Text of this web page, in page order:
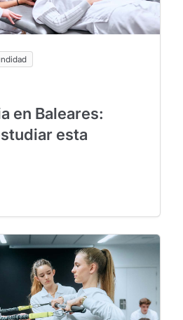
en Baleares:
esta